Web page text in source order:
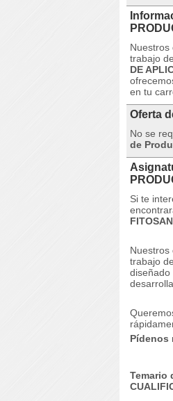
Nuestros
trabajo
DE
en tu
Oferta
No se
de
Si te
Nuestros
trabajo
diseñado
Pídenos
Temario